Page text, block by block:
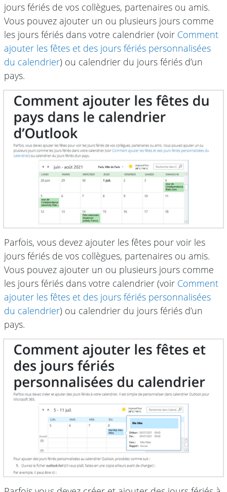
jours fériés de vos collègues, partenaires ou amis.
Vous pouvez ajouter un ou plusieurs jours comme
les jours fériés dans votre calendrier (voir Comment
ajouter les fêtes et des jours fériés personnalisées
du calendrier) ou calendrier du jours fériés d’un
pays.
Parfois, vous devez ajouter les fêtes pour voir les
jours fériés de vos collègues, partenaires ou amis.
Vous pouvez ajouter un ou plusieurs jours comme
les jours fériés dans votre calendrier (voir Comment
ajouter les fêtes et des jours fériés personnalisées
du calendrier) ou calendrier du jours fériés d’un
pays.